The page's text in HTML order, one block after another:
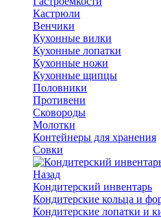
Кастрюли
Венчики
Кухонные вилки
Кухонные лопатки
Кухонные ножи
Кухонные щипцы
Половники
Противени
Сковороды
Молотки
Контейнеры для хранения
Совки
Назад
Кондитерский инвентарь
Кондитерские кольца и
Кондитерские лопатки и